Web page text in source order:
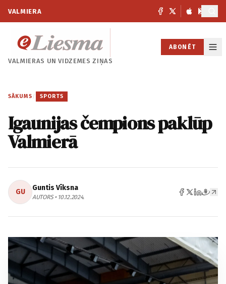
VALMIERA
VALMIERAS UNVIDZEMES ZIŅAS
ABONĒT
SĀKUMS / SPORTS
Igaunijas čempions paklūp
Valmierā
GU Guntis Vīksna
AUTORS • 10.12.2024.